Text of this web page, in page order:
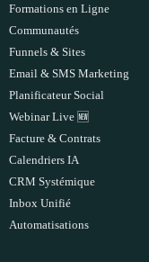
Formations en Ligne
Communautés
Funnels & Sites
Email & SMS Marketing
Planificateur Social
Webinar Live 🆕
Facture & Contrats
Calendriers IA
CRM Systémique
Inbox Unifié
Automatisations